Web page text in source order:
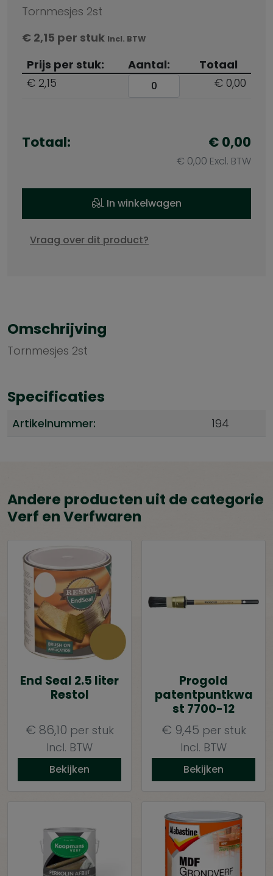
Tornmesjes 2st
€ 2,15 per stuk Incl. BTW
Prijs per stuk: Aantal:
Totaal
€ 2,15
€ 0,00
Totaal: €0,00
€ 0,00 Excl. BTW
In winkelwagen
Vraag over dit product?
Omschrijving
Tornmesjes 2st
Specificaties
Artikelnummer: 194
Andere producten uit de categorie
Verf en Verfwaren
End Seal 2.5 liter
Restol
€ 86,10 per stuk
Incl. BTW
Bekijken
Progold
patentpuntkwa
st 7700-12
€ 9,45 per stuk
Incl. BTW
Bekijken